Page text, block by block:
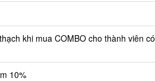
danh sách combo tìm giá
khi mua COMBO cho thành viên có
10%